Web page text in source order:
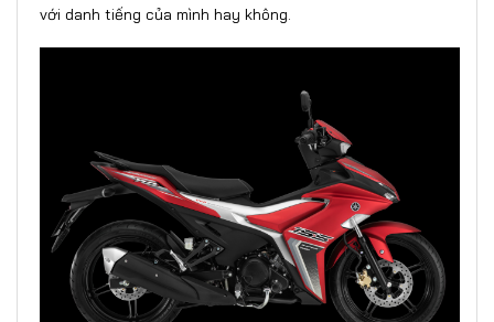
với danh tiếng của mình hay không.